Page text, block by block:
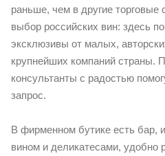
раньше, чем в другие торговые
выбор российских вин: здесь
эксклюзивы от малых,
крупнейших компаний страны.
консультанты с радостью
запрос.
В фирменном бутике есть бар,
вином и деликатесами, удобно